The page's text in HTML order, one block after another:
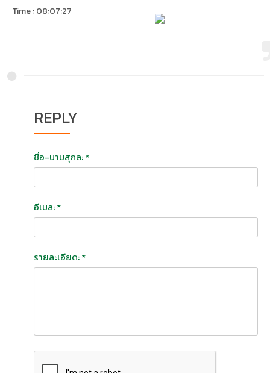
Time : 08:07:27
REPLY
ชื่อ-นามสุกล: *
อีเมล: *
รายละเอียด: *